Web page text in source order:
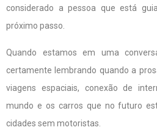
considerado a pessoa que está
próximo passo.
Quando estamos em uma
certamente lembrando quando a
viagens espaciais, conexão de
mundo e os carros que no futuro
cidades sem motoristas.